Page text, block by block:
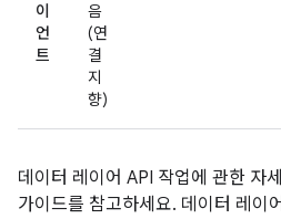
이
언
트
음
(연
결
지
향)
데이터 레이어 API 작업에 관한 자
가이드를 참고하세요. 데이터 레이